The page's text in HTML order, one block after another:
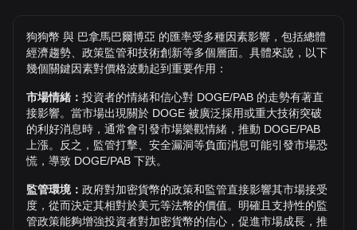
過去 7 天內，狗狗幣（DOGE）的匯率下跌了 0.20%。 過去
1 個月內，狗狗幣（DOGE）兌 巴拿馬巴爾博亞（PAB）的匯
率下降了 5.87%。
狗狗幣 與 巴拿馬巴爾博亞 的匯率受多種因素影響，包括總體
經濟趨勢、政策監管和技術創新等多個層面。具體來說，以下
幾個關鍵因素對價格波動起到重要作用：
市場情緒： 投資者的情緒和信心對 DOGE/PAB 的走勢有著直
接影響。當市場出現關於 DOGE 被廣泛採用或重大技術突破
的利好消息時，通常會引發市場樂觀情緒，推動 DOGE/PAB
上漲。反之，監管打擊、安全漏洞等負面消息可能引發市場恐
慌，導致 DOGE/PAB 下跌。
監管環境： 政府對加密貨幣的政策和監管直接影響其市場接受
度，從而決定其相對於美元等法幣的價值。明確且支持性的監
管政策能夠增強投資者對加密貨幣的信心，促進市場成長，推